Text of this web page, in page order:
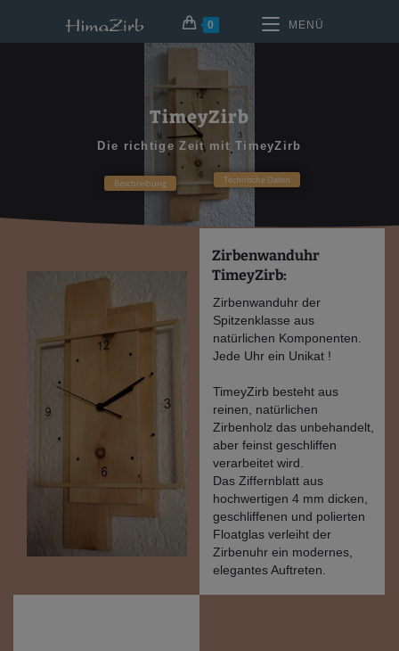
0 MENÜ
TimeyZirb
Die richtige Zeit mit TimeyZirb
Beschreibung Technische Daten
Zirbenwanduhr
TimeyZirb:
Zirbenwanduhr der
Spitzenklasse aus
natürlichen Komponenten.
Jede Uhr ein Unikat !
TimeyZirb besteht aus
reinen, natürlichen
Zirbenholz das unbehandelt,
aber feinst geschliffen
verarbeitet wird.
Das Ziffernblatt aus
hochwertigen 4 mm dicken,
geschliffenen und polierten
Floatglas verleiht der
Zirbenuhr ein modernes,
elegantes Auftreten.